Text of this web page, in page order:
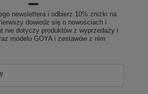
newslettera i odbierz 10% zniżki na
dowiedz się o nowościach i
nie dotyczy produktów z wyprzedaży i
modelu GOYA i zestawów z nim